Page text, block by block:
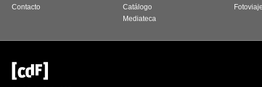
Contacto
Catálogo
Mediateca